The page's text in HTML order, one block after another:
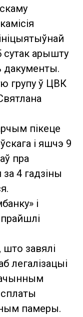
сутак арышту
дакументы.
групу ў ЦВК
пікеце
і яшчэ 9
пра
4 гадзіны
і
што завялі
легалізацыі
сплаты
памеры.